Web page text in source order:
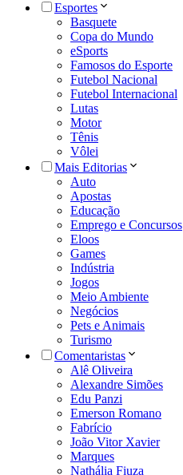
Esportes
Basquete
Copa do Mundo
eSports
Famosos do Esporte
Futebol Nacional
Futebol Internacional
Lutas
Motor
Tênis
Vôlei
Mais Editorias
Auto
Apostas
Educação
Emprego e Concursos
Eloos
Games
Indústria
Jogos
Meio Ambiente
Negócios
Pets e Animais
Turismo
Comentaristas
Alê Oliveira
Alexandre Simões
Edu Panzi
Emerson Romano
Fabrício
João Vitor Xavier
Marques
Nathália Fiuza